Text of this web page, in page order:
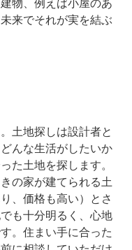
物、例えば小屋のあ
来でそれが実を結ぶ
土地探しは設計者と
んな生活がしたいか
た土地を探します。
の家が建てられる土
、価格も高い）とさ
も十分明るく、心地
。住まい手に合った